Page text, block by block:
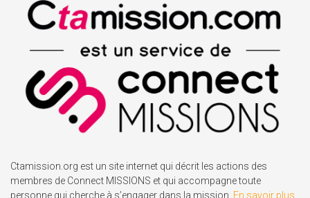
Ctamission.org est un site internet qui décrit les actions des
membres de Connect MISSIONS et qui accompagne toute
personne qui cherche à s’engager dans la mission. En savoir plus